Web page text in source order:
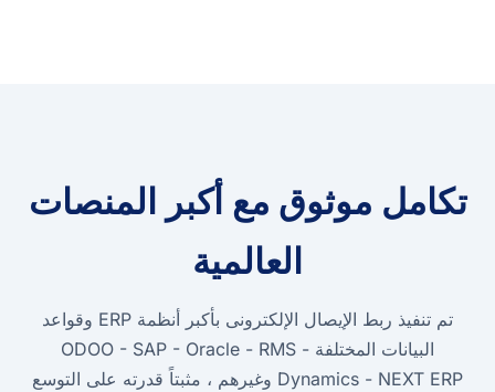
تكامل موثوق مع أكبر المنصات
العالمية
تم تنفيذ ربط الإيصال الإلكترونى بأكبر أنظمة ERP وقواعد
البيانات المختلفة ODOO - SAP - Oracle - RMS -
Dynamics - NEXT ERP وغيرهم ، مثبتاً قدرته على التوسع